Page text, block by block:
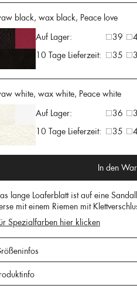
black, wax black, Peace love
Auf Lager:
39
10 Tage Lieferzeit:
35
white, wax white, Peace white
Auf Lager:
36
10 Tage Lieferzeit:
35
In den
lange Loaferblatt ist auf eine
mit einem Riemen mit
Spezialfarben hier klicken